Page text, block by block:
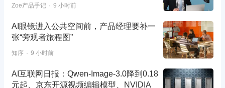
Zoe产品手记 9 小时前
AI眼镜进入公共空间前，产品经理要补一
张“旁观者旅程图”
知序 9 小时前
AI互联网日报：Qwen-Image-3.0降到0.18
元起、京东开源视频编辑模型、NVIDIA